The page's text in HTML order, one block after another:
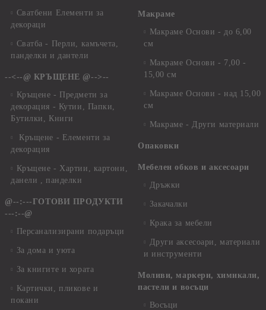
Сватбени Елементи за
декораци
Сватба - Перли, камъчета,
панделки и дантели
--<--@ КРЪЩЕНЕ @-->--
Кръщене - Предмети за
декорация - Кутии, Папки,
Бутилки, Книги
Кръщене - Елементи за
декорация
Кръщене - Хартии, картони,
данели , панделки
@--:---ГОТОВИ ПРОДУКТИ
---:--@
Персанализирани подаръци
За дома и уюта
За книгите и хората
Картички, пликове и
покани
Макраме
Макраме Основи - до 6,00
см
Макраме Основи - 7,00 -
15,00 см
Макраме Основи - над 15,00
см
Макраме - Други материали
Опаковки
Мебелен обков и аксесоари
Дръжки
Закачалки
Крака за мебели
Други аксесоари, материали
и инструменти
Моливи, маркери, химикали,
пастели и восъци
Восъци